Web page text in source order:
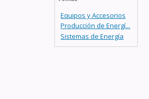
Equipos y Accesorios
Producción de Energí...
Sistemas de Energía